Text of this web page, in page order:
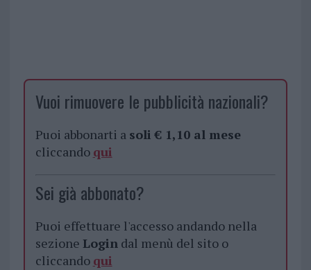
Vuoi rimuovere le pubblicità nazionali?
Puoi abbonarti a soli € 1,10 al mese
cliccando qui
Sei già abbonato?
Puoi effettuare l'accesso andando nella
sezione Logindal menù del sito o
cliccando qui